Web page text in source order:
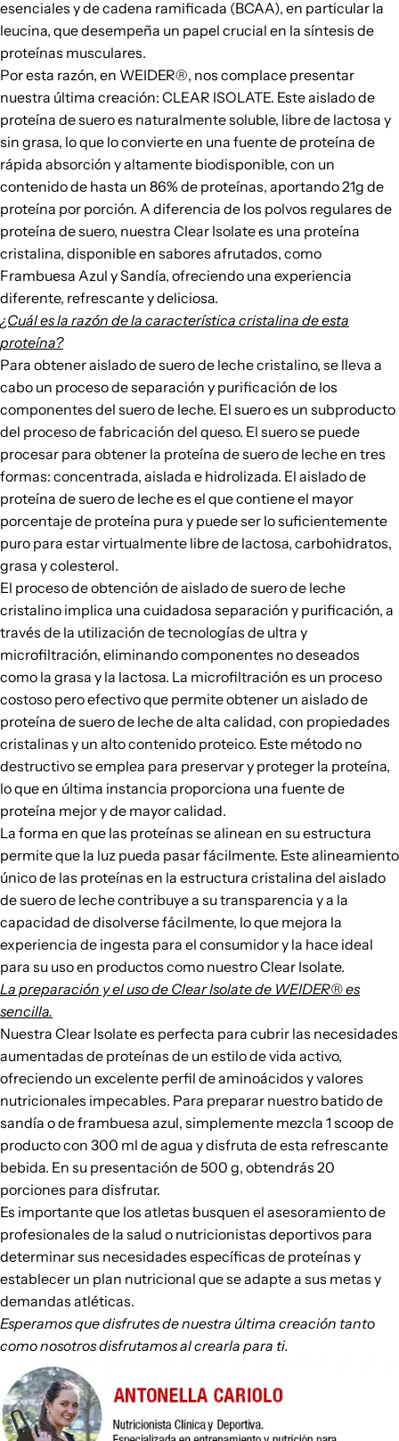
esenciales y de cadena ramificada (BCAA), en particular la
leucina, que desempeña un papel crucial en la síntesis de
proteínas musculares.
Por esta razón, en WEIDER®, nos complace presentar
nuestra última creación: CLEAR ISOLATE. Este aislado de
proteína de suero es naturalmente soluble, libre de lactosa y
sin grasa, lo que lo convierte en una fuente de proteína de
rápida absorción y altamente biodisponible, con un
contenido de hasta un 86% de proteínas, aportando 21g de
proteína por porción. A diferencia de los polvos regulares de
proteína de suero, nuestra Clear Isolatees una proteína
cristalina, disponible en sabores afrutados, como
Frambuesa Azul y Sandía, ofreciendo una experiencia
diferente, refrescante y deliciosa.
¿Cuál es la razón de la característica cristalina de esta
proteína?
Para obtener aislado de suero de leche cristalino, se lleva a
cabo un proceso de separación y purificación de los
componentes del suero de leche. El suero es un subproducto
del proceso de fabricación del queso. El suero se puede
procesar para obtener la proteína de suero de leche en tres
formas: concentrada, aislada e hidrolizada. El aislado de
proteína de suero de leche es el que contiene el mayor
porcentaje de proteína pura y puede ser lo suficientemente
puro para estar virtualmente libre de lactosa, carbohidratos,
grasa y colesterol.
El proceso de obtención de aislado de suero de leche
cristalino implica una cuidadosa separación y purificación, a
través de la utilización de tecnologías de ultra y
microfiltración, eliminando componentes no deseados
como la grasa y la lactosa. La microfiltración es un proceso
costoso pero efectivo que permite obtener un aislado de
proteína de suero de leche de alta calidad, con propiedades
cristalinas y un alto contenido proteico. Este método no
destructivo se emplea para preservar y proteger la proteína,
lo que en última instancia proporciona una fuente de
proteína mejor y de mayor calidad.
La forma en que las proteínas se alinean en su estructura
permite que la luz pueda pasar fácilmente. Este alineamiento
único de las proteínas en la estructura cristalina del aislado
de suero de leche contribuye a su transparencia y a la
capacidad de disolverse fácilmente, lo que mejora la
experiencia de ingesta para el consumidor y la hace ideal
para su uso en productos como nuestroClear Isolate.
La preparación y el uso de Clear Isolatede WEIDER® es
sencilla.
Nuestra Clear Isolatees perfecta para cubrir las necesidades
aumentadas de proteínas de un estilo de vida activo,
ofreciendo un excelente perfil de aminoácidos y valores
nutricionales impecables. Para preparar nuestro batido de
sandía o de frambuesa azul, simplemente mezcla 1 scoop de
producto con 300 ml de agua y disfruta de esta refrescante
bebida. En su presentación de 500 g, obtendrás 20
porciones para disfrutar.
Es importante que los atletas busquen el asesoramiento de
profesionales de la salud o nutricionistas deportivos para
determinar sus necesidades específicas de proteínas y
establecer un plan nutricional que se adapte a sus metas y
demandas atléticas.
Esperamos que disfrutes de nuestra última creación tanto
como nosotros disfrutamos al crearla para ti.